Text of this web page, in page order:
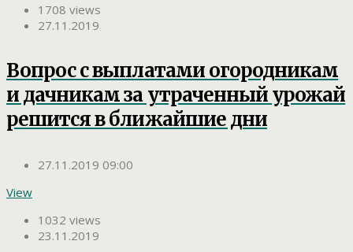
1708 views
27.11.2019
Вопрос с выплатами огородникам
и дачникам за утраченный урожай
решится в ближайшие дни
27.11.2019 09:00
View
1032 views
23.11.2019